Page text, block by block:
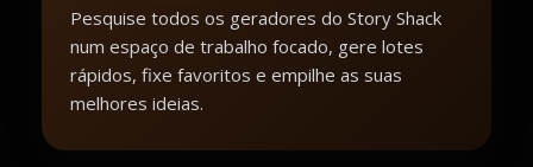
Pesquise todos os geradores do Story Shack
num espaço de trabalho focado, gere lotes
rápidos, fixe favoritos e empilhe as suas
melhores ideias.